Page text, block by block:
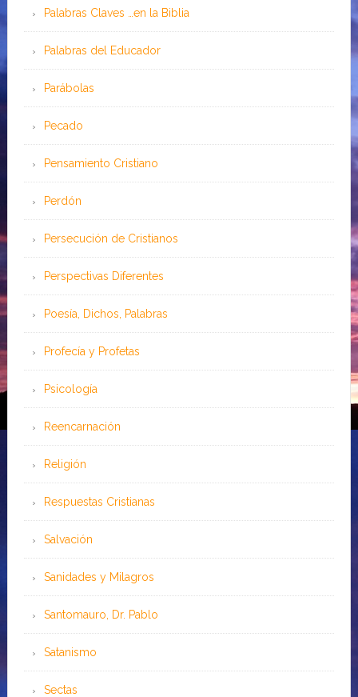
Palabras Claves …en la Biblia
Palabras del Educador
Parábolas
Pecado
Pensamiento Cristiano
Perdón
Persecución de Cristianos
Perspectivas Diferentes
Poesía, Dichos, Palabras
Profecía y Profetas
Psicología
Reencarnación
Religión
Respuestas Cristianas
Salvación
Sanidades y Milagros
Santomauro, Dr. Pablo
Satanismo
Sectas